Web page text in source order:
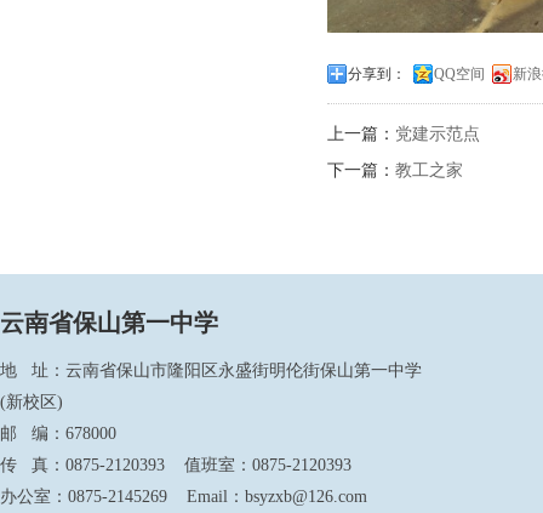
分享到： QQ空间 新
上一篇： 党建示范点
下一篇： 教工之家
云南省保山第一中学
地 址：云南省保山市隆阳区永盛街明伦街保山第一中学
(新校区)
邮 编：678000
传 真：0875-2120393 值班室：0875-2120393
办公室：0875-2145269 Email：bsyzxb@126.com